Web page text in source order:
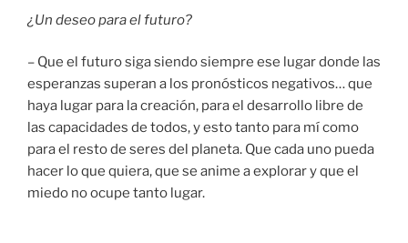
¿Un deseo para el futuro?
– Que el futuro siga siendo siempre ese lugar donde las
esperanzas superan a los pronósticos negativos… que
haya lugar para la creación, para el desarrollo libre de
las capacidades de todos, y esto tanto para mí como
para el resto de seres del planeta. Que cada uno pueda
hacer lo que quiera, que se anime a explorar y que el
miedo no ocupe tanto lugar.